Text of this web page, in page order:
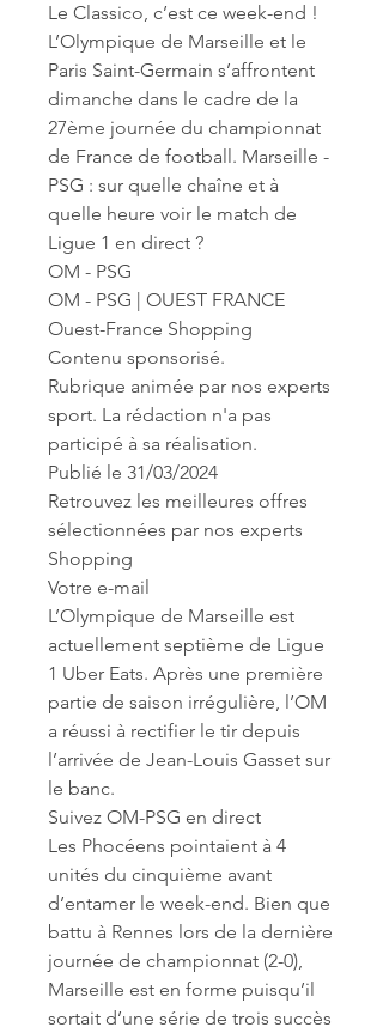
Le Classico, c’est ce week-end !
L’Olympique de Marseille et le
Paris Saint-Germain s’affrontent
dimanche dans le cadre de la
27ème journée du championnat
de France de football. Marseille -
PSG : sur quelle chaîne et à
quelle heure voir le match de
Ligue 1 en direct ?
OM - PSG
OM - PSG | OUEST FRANCE
Ouest-France Shopping
Contenu sponsorisé.
Rubrique animée par nos experts
sport. La rédaction n'a pas
participé à sa réalisation.
Publié le 31/03/2024
Retrouvez les meilleures offres
sélectionnées par nos experts
Shopping
Votre e-mail
L’Olympique de Marseille est
actuellement septième de Ligue
1 Uber Eats. Après une première
partie de saison irrégulière, l’OM
a réussi à rectifier le tir depuis
l’arrivée de Jean-Louis Gasset sur
le banc.
Suivez OM-PSG en direct
Les Phocéens pointaient à 4
unités du cinquième avant
d’entamer le week-end. Bien que
battu à Rennes lors de la dernière
journée de championnat (2-0),
Marseille est en forme puisqu’il
sortait d’une série de trois succès